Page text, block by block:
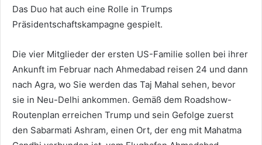
Das Duo hat auch eine Rolle in Trumps
Präsidentschaftskampagne gespielt.
Die vier Mitglieder der ersten US-Familie sollen bei ihrer
Ankunft im Februar nach Ahmedabad reisen 24 und dann
nach Agra, wo Sie werden das Taj Mahal sehen, bevor
sie in Neu-Delhi ankommen. Gemäß dem Roadshow-
Routenplan erreichen Trump und sein Gefolge zuerst
den Sabarmati Ashram, einen Ort, der eng mit Mahatma